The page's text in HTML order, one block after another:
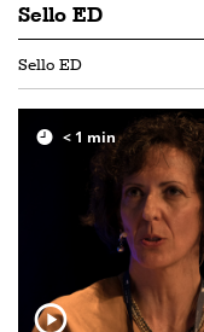
Sello ED
Sello ED
< 1 min